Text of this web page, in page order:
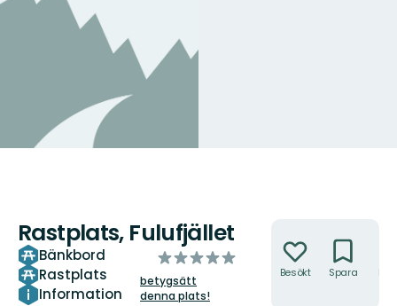
Rastplats, Fulufjället
Bänkbord
Rastplats
Information
av
5
stjärnor
betygsätt
denna plats!
Besökt Spara